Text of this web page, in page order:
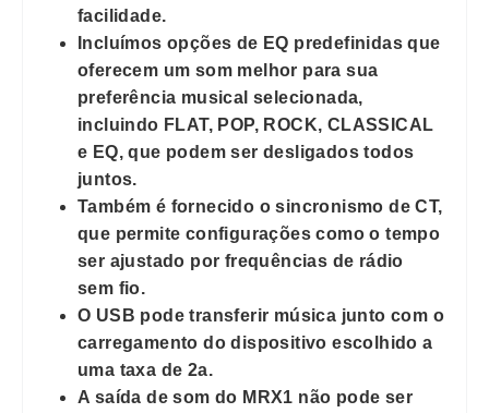
facilidade.
Incluímos opções de EQ predefinidas que
oferecem um som melhor para sua
preferência musical selecionada,
incluindo FLAT, POP, ROCK, CLASSICAL
e EQ, que podem ser desligados todos
juntos.
Também é fornecido o sincronismo de CT,
que permite configurações como o tempo
ser ajustado por frequências de rádio
sem fio.
O USB pode transferir música junto com o
carregamento do dispositivo escolhido a
uma taxa de 2a.
A saída de som do MRX1 não pode ser